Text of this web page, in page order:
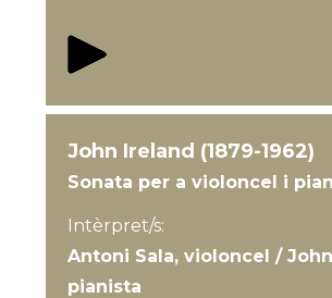
John Ireland (1879-1962)
Sonata per a violoncel i
Intèrpret/s:
Antoni Sala, violoncel /
pianista